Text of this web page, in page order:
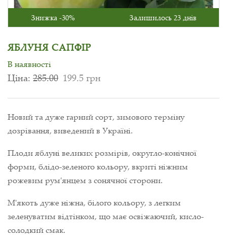
Знижка -30% Залишилось 23 днів
ЯБЛУНЯ САПФІР
В наявності
Ціна: 285.00 199.5 грн
Новий та дуже гарний сорт, зимового терміну
дозрівання, виведений в Україні.
Плоди яблуні великих розмірів, округло-конічної
форми, блідо-зеленого кольору, вкриті ніжним
рожевим рум'янцем з сонячної сторони.
М'якоть дуже ніжна, білого кольору, з легким
зеленуватим відтінком, що має освіжаючий, кисло-
солодкий смак.